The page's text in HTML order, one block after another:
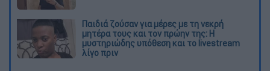
Παιδιά ζούσαν για μέρες με τη νεκρή
μητέρα τους και τον πρώην της: Η
μυστηριώδης υπόθεση και το livestream
λίγο πριν